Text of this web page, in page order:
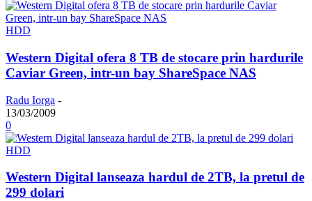
HDD
Western Digital ofera 8 TB de stocare prin hardurile
Caviar Green, intr-un bay ShareSpace NAS
Radu Iorga -
13/03/2009
0
HDD
Western Digital lanseaza hardul de 2TB, la pretul de
299 dolari